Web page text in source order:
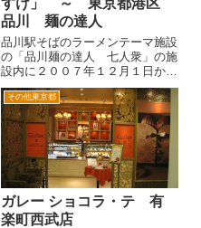
すけ」 ～ 東京都港区
品川 麺の達人
品川駅そばのラーメンテーマ施設
の「品川麺の達人 七人衆」の施
設内に２００７年１２月１日から
オープンした（以前は、「くじら
軒」が、営業していた）黒味噌ラ
ーメンの専門店。 JR品川駅、京
浜急行高輪口を出て、線路沿いに
左へ向かったガード下にある品...
その他東京都
ガレー ショコラ・テ 有
楽町西武店